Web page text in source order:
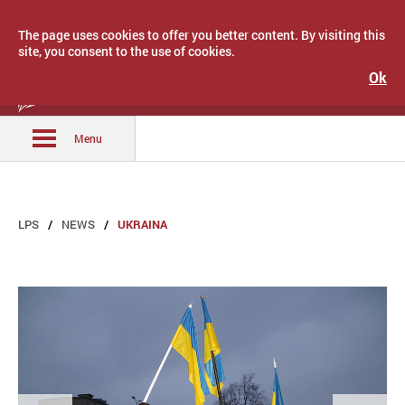
The page uses cookies to offer you better content. By visiting this
site, you consent to the use of cookies.
Ok
Menu
LPS NEWS UKRAINA